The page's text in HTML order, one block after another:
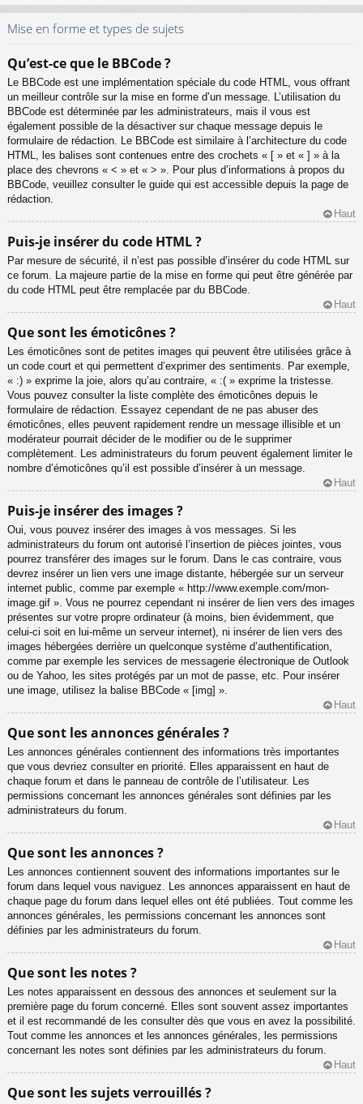
Mise en forme et types de sujets
Qu’est-ce que le BBCode ?
Le BBCode est une implémentation spéciale du code HTML, vous offrant
un meilleur contrôle sur la mise en forme d’un message. L’utilisation du
BBCode est déterminée par les administrateurs, mais il vous est
également possible de la désactiver sur chaque message depuis le
formulaire de rédaction. Le BBCode est similaire à l’architecture du code
HTML, les balises sont contenues entre des crochets « [ » et « ] » à la
place des chevrons « < » et « > ». Pour plus d’informations à propos du
BBCode, veuillez consulter le guide qui est accessible depuis la page de
rédaction.
Haut
Puis-je insérer du code HTML ?
Par mesure de sécurité, il n’est pas possible d’insérer du code HTML sur
ce forum. La majeure partie de la mise en forme qui peut être générée par
du code HTML peut être remplacée par du BBCode.
Haut
Que sont les émoticônes ?
Les émoticônes sont de petites images qui peuvent être utilisées grâce à
un code court et qui permettent d’exprimer des sentiments. Par exemple,
« :) » exprime la joie, alors qu’au contraire, « :( » exprime la tristesse.
Vous pouvez consulter la liste complète des émoticônes depuis le
formulaire de rédaction. Essayez cependant de ne pas abuser des
émoticônes, elles peuvent rapidement rendre un message illisible et un
modérateur pourrait décider de le modifier ou de le supprimer
complètement. Les administrateurs du forum peuvent également limiter le
nombre d’émoticônes qu’il est possible d’insérer à un message.
Haut
Puis-je insérer des images ?
Oui, vous pouvez insérer des images à vos messages. Si les
administrateurs du forum ont autorisé l’insertion de pièces jointes, vous
pourrez transférer des images sur le forum. Dans le cas contraire, vous
devrez insérer un lien vers une image distante, hébergée sur un serveur
internet public, comme par exemple « http://www.exemple.com/mon-
image.gif ». Vous ne pourrez cependant ni insérer de lien vers des images
présentes sur votre propre ordinateur (à moins, bien évidemment, que
celui-ci soit en lui-même un serveur internet), ni insérer de lien vers des
images hébergées derrière un quelconque système d’authentification,
comme par exemple les services de messagerie électronique de Outlook
ou de Yahoo, les sites protégés par un mot de passe, etc. Pour insérer
une image, utilisez la balise BBCode « [img] ».
Haut
Que sont les annonces générales ?
Les annonces générales contiennent des informations très importantes
que vous devriez consulter en priorité. Elles apparaissent en haut de
chaque forum et dans le panneau de contrôle de l’utilisateur. Les
permissions concernant les annonces générales sont définies par les
administrateurs du forum.
Haut
Que sont les annonces ?
Les annonces contiennent souvent des informations importantes sur le
forum dans lequel vous naviguez. Les annonces apparaissent en haut de
chaque page du forum dans lequel elles ont été publiées. Tout comme les
annonces générales, les permissions concernant les annonces sont
définies par les administrateurs du forum.
Haut
Que sont les notes ?
Les notes apparaissent en dessous des annonces et seulement sur la
première page du forum concerné. Elles sont souvent assez importantes
et il est recommandé de les consulter dès que vous en avez la possibilité.
Tout comme les annonces et les annonces générales, les permissions
concernant les notes sont définies par les administrateurs du forum.
Haut
Que sont les sujets verrouillés ?